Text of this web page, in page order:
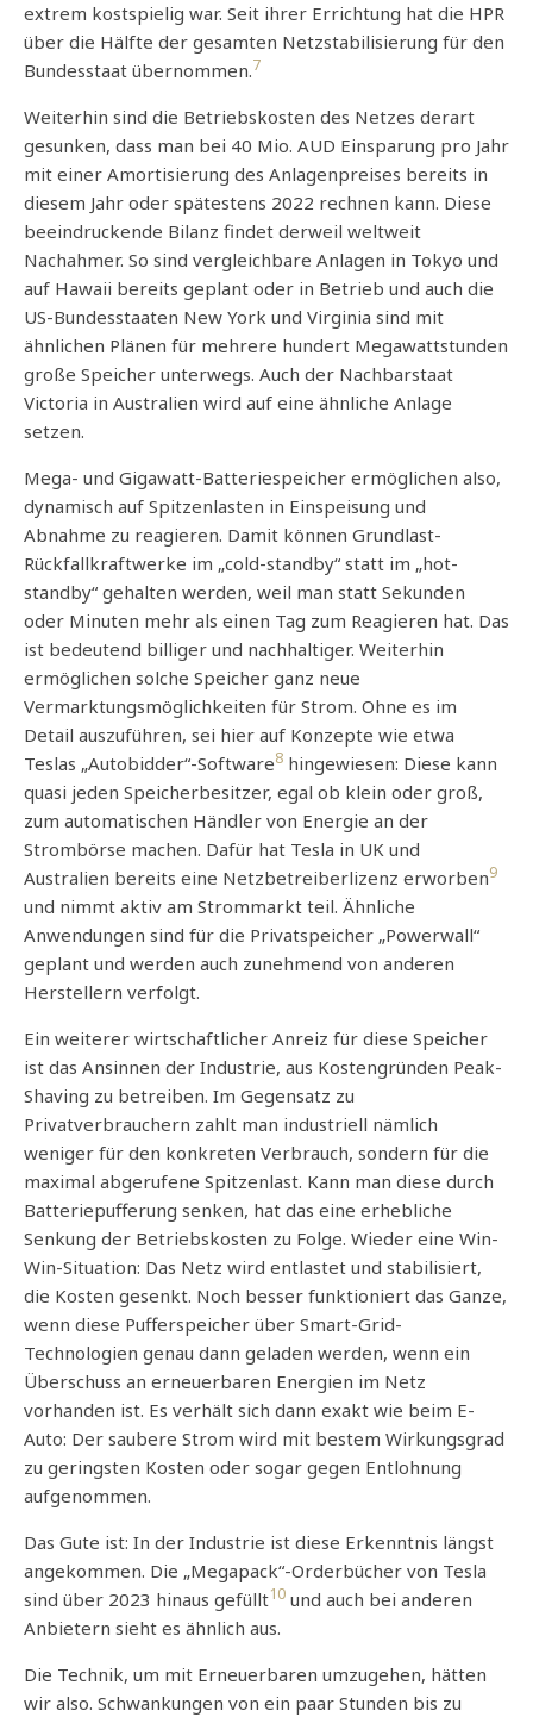
extrem kostspielig war. Seit ihrer Errichtung hat die HPR
über die Hälfte der gesamten Netzstabilisierung für den
Bundesstaat übernommen.7
Weiterhin sind die Betriebskosten des Netzes derart
gesunken, dass man bei 40 Mio. AUD Einsparung pro Jahr
mit einer Amortisierung des Anlagenpreises bereits in
diesem Jahr oder spätestens 2022 rechnen kann. Diese
beeindruckende Bilanz findet derweil weltweit
Nachahmer. So sind vergleichbare Anlagen in Tokyo und
auf Hawaii bereits geplant oder in Betrieb und auch die
US-Bundesstaaten New York und Virginia sind mit
ähnlichen Plänen für mehrere hundert Megawattstunden
große Speicher unterwegs. Auch der Nachbarstaat
Victoria in Australien wird auf eine ähnliche Anlage
setzen.
Mega- und Gigawatt-Batteriespeicher ermöglichen also,
dynamisch auf Spitzenlasten in Einspeisung und
Abnahme zu reagieren. Damit können Grundlast-
Rückfallkraftwerke im „cold-standby“ statt im „hot-
standby“ gehalten werden, weil man statt Sekunden
oder Minuten mehr als einen Tag zum Reagieren hat. Das
ist bedeutend billiger und nachhaltiger. Weiterhin
ermöglichen solche Speicher ganz neue
Vermarktungsmöglichkeiten für Strom. Ohne es im
Detail auszuführen, sei hier auf Konzepte wie etwa
Teslas „Autobidder“-Software8 hingewiesen: Diese kann
quasi jeden Speicherbesitzer, egal ob klein oder groß,
zum automatischen Händler von Energie an der
Strombörse machen. Dafür hat Tesla in UK und
Australien bereits eine Netzbetreiberlizenz erworben9
und nimmt aktiv am Strommarkt teil. Ähnliche
Anwendungen sind für die Privatspeicher „Powerwall“
geplant und werden auch zunehmend von anderen
Herstellern verfolgt.
Ein weiterer wirtschaftlicher Anreiz für diese Speicher
ist das Ansinnen der Industrie, aus Kostengründen Peak-
Shaving zu betreiben. Im Gegensatz zu
Privatverbrauchern zahlt man industriell nämlich
weniger für den konkreten Verbrauch, sondern für die
maximal abgerufene Spitzenlast. Kann man diese durch
Batteriepufferung senken, hat das eine erhebliche
Senkung der Betriebskosten zu Folge. Wieder eine Win-
Win-Situation: Das Netz wird entlastet und stabilisiert,
die Kosten gesenkt. Noch besser funktioniert das Ganze,
wenn diese Pufferspeicher über Smart-Grid-
Technologien genau dann geladen werden, wenn ein
Überschuss an erneuerbaren Energien im Netz
vorhanden ist. Es verhält sich dann exakt wie beim E-
Auto: Der saubere Strom wird mit bestem Wirkungsgrad
zu geringsten Kosten oder sogar gegen Entlohnung
aufgenommen.
Das Gute ist: In der Industrie ist diese Erkenntnis längst
angekommen. Die „Megapack“-Orderbücher von Tesla
sind über 2023 hinaus gefüllt10 und auch bei anderen
Anbietern sieht es ähnlich aus.
Die Technik, um mit Erneuerbaren umzugehen, hätten
wir also. Schwankungen von ein paar Stunden bis zu